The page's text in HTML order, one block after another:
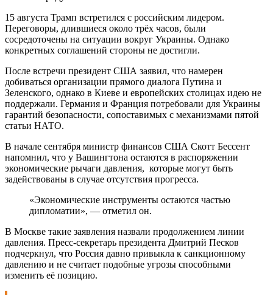
15 августа Трамп встретился с российским лидером.
Переговоры, длившиеся около трёх часов, были
сосредоточены на ситуации вокруг Украины. Однако
конкретных соглашений стороны не достигли.
После встречи президент США заявил, что намерен
добиваться организации прямого диалога Путина и
Зеленского, однако в Киеве и европейских столицах идею не
поддержали. Германия и Франция потребовали для Украины
гарантий безопасности, сопоставимых с механизмами пятой
статьи НАТО.
В начале сентября министр финансов США Скотт Бессент
напомнил, что у Вашингтона остаются в распоряжении
экономические рычаги давления, которые могут быть
задействованы в случае отсутствия прогресса.
«Экономические инструменты остаются частью
дипломатии», — отметил он.
В Москве такие заявления назвали продолжением линии
давления. Пресс-секретарь президента Дмитрий Песков
подчеркнул, что Россия давно привыкла к санкционному
давлению и не считает подобные угрозы способными
изменить её позицию.